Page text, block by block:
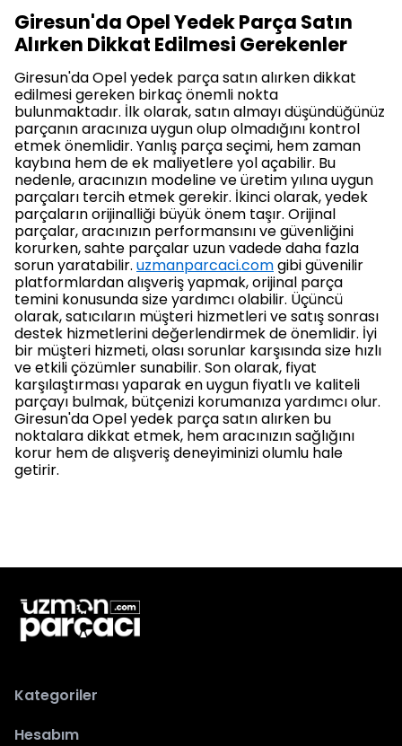
Giresun'da Opel Yedek Parça Satın
Alırken Dikkat Edilmesi Gerekenler
Giresun'da Opel yedek parça satın alırken dikkat
edilmesi gereken birkaç önemli nokta
bulunmaktadır. İlk olarak, satın almayı düşündüğünüz
parçanın aracınıza uygun olup olmadığını kontrol
etmek önemlidir. Yanlış parça seçimi, hem zaman
kaybına hem de ek maliyetlere yol açabilir. Bu
nedenle, aracınızın modeline ve üretim yılına uygun
parçaları tercih etmek gerekir. İkinci olarak, yedek
parçaların orijinalliği büyük önem taşır. Orijinal
parçalar, aracınızın performansını ve güvenliğini
korurken, sahte parçalar uzun vadede daha fazla
sorun yaratabilir. uzmanparcaci.comgibi güvenilir
platformlardan alışveriş yapmak, orijinal parça
temini konusunda size yardımcı olabilir. Üçüncü
olarak, satıcıların müşteri hizmetleri ve satış sonrası
destek hizmetlerini değerlendirmek de önemlidir. İyi
bir müşteri hizmeti, olası sorunlar karşısında size hızlı
ve etkili çözümler sunabilir. Son olarak, fiyat
karşılaştırması yaparak en uygun fiyatlı ve kaliteli
parçayı bulmak, bütçenizi korumanıza yardımcı olur.
Giresun'da Opel yedek parça satın alırken bu
noktalara dikkat etmek, hem aracınızın sağlığını
korur hem de alışveriş deneyiminizi olumlu hale
getirir.
Kategoriler
Hesabım